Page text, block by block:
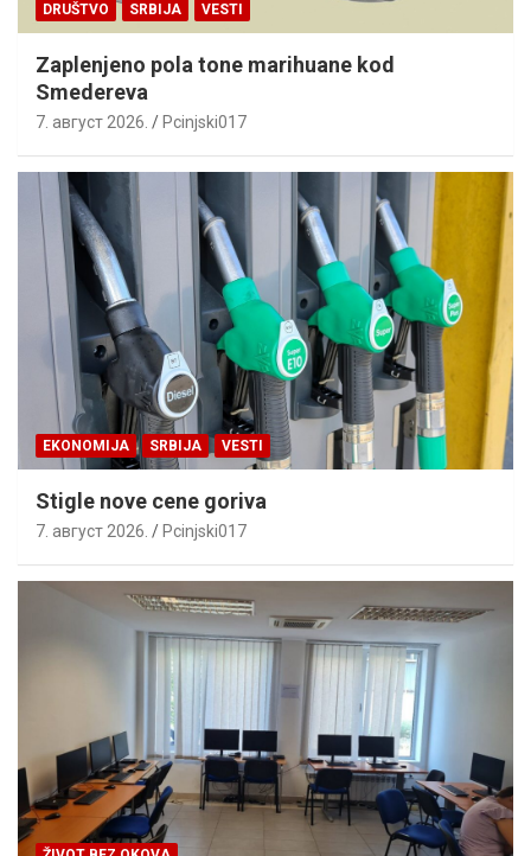
DRUŠTVO SRBIJA VESTI
Zaplenjeno pola tone marihuane kod
Smedereva
7. август 2026. Pcinjski017
EKONOMIJA SRBIJA VESTI
Stigle nove cene goriva
7. август 2026. Pcinjski017